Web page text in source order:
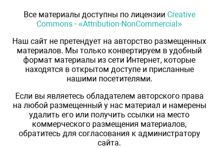
Все материалы доступны по лицензии Creative
Commons - «Attribution-NonCommercial»
Наш сайт не претендует на авторство размещенных
материалов. Мы только конвертируем в удобный
формат материалы из сети Интернет, которые
находятся в открытом доступе и присланные
нашими посетителями.
Если вы являетесь обладателем авторского права
на любой размещенный у нас материал и намерены
удалить его или получить ссылки на место
коммерческого размещения материалов,
обратитесь для согласования к администратору
сайта.